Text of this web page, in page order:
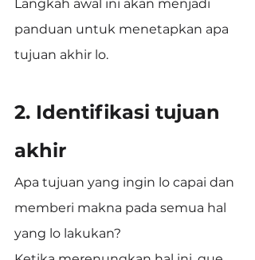
Langkah awal ini akan menjadi
panduan untuk menetapkan apa
tujuan akhir lo.
2. Identifikasi tujuan
akhir
Apa tujuan yang ingin lo capai dan
memberi makna pada semua hal
yang lo lakukan?